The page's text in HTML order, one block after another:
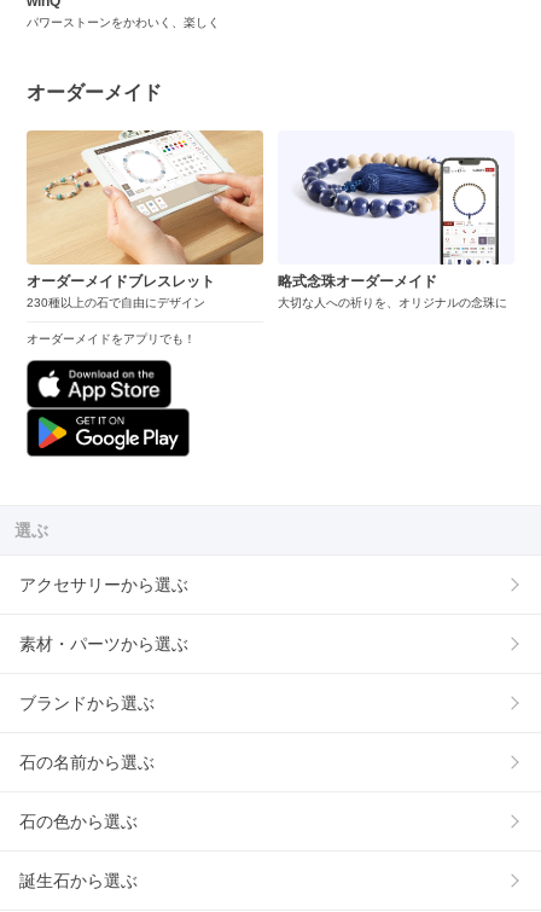
パワーストーンをかわいく、楽しく
オーダーメイド
オーダーメイドブレスレット
230種以上の石で自由にデザイン
オーダーメイドをアプリでも！
略式念珠オーダーメイド
大切な人への祈りを、オリジナルの念珠に
選ぶ
アクセサリーから選ぶ
素材・パーツから選ぶ
ブランドから選ぶ
石の名前から選ぶ
石の色から選ぶ
誕生石から選ぶ